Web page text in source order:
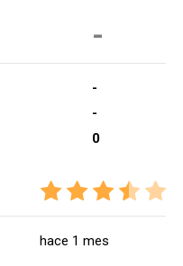
-
-
-
0
hace 1 mes